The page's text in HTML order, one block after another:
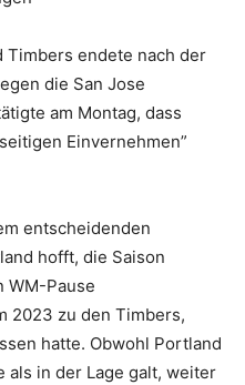
Timbers endete nach der
die San Jose
am Montag, dass
Einvernehmen”
entscheidenden
hofft, die Saison
WM-Pause
2023 zu den Timbers,
hatte. Obwohl Portland
als in der Lage galt, weiter